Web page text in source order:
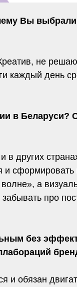
Вы
не
каждый день
в Беларуси?
других
и сформировать
а
про
без
и обязан